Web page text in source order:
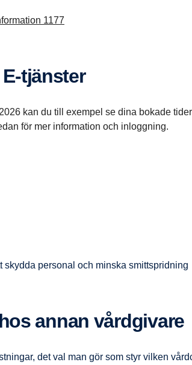
1177
E-tjänster
kan du till exempel se dina bokade
för mer information och inloggning.
personal och minska smittspridning
annan vårdgivare
det val man gör som styr vilken